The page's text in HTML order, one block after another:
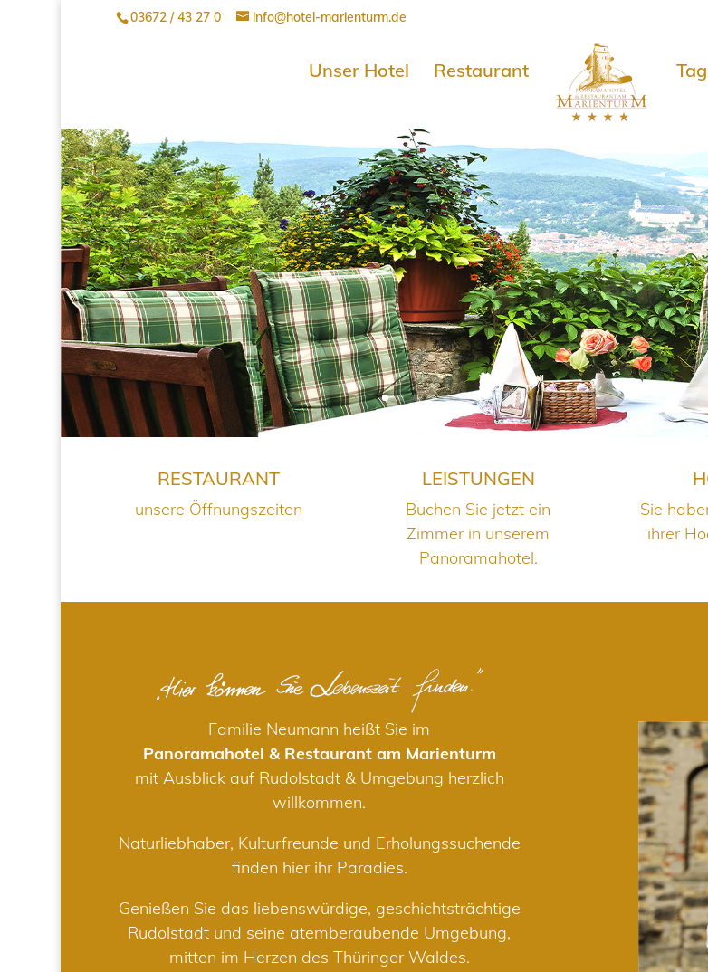
03672 / 43 27 0 info@hotel-marienturm.de
Unser Hotel Restaurant
RESTAURANT
unsere Öffnungszeiten
LEISTUNGEN
Buchen Sie jetzt ein
Zimmer in unserem
Panoramahotel.
Sie
ihrer
Familie Neumann heißt Sie im
Panoramahotel & Restaurant am Marienturm
mit Ausblick auf Rudolstadt & Umgebung herzlich
willkommen.
Naturliebhaber, Kulturfreunde und Erholungssuchende
finden hier ihr Paradies.
Genießen Sie das liebenswürdige, geschichtsträchtige
Rudolstadt und seine atemberaubende Umgebung,
mitten im Herzen des Thüringer Waldes.